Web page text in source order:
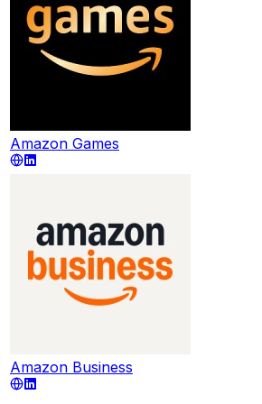
Amazon Games
Amazon Business